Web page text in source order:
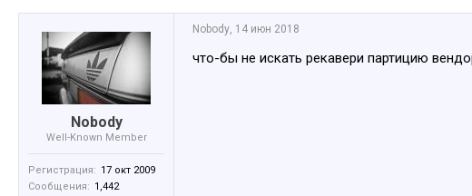
Nobody
Well-Known Member
Регистрация: 17 окт 2009
Сообщения: 1,442
Nobody, 14 июн 2018
что-бы не искать рекавери партицию